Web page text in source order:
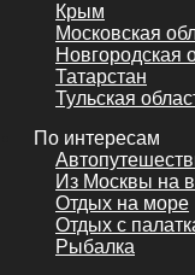
Крым
Московская
Новгородская
Татарстан
Тульская
По интересам
Из Москвы на
Отдых на море
Отдых с
Рыбалка